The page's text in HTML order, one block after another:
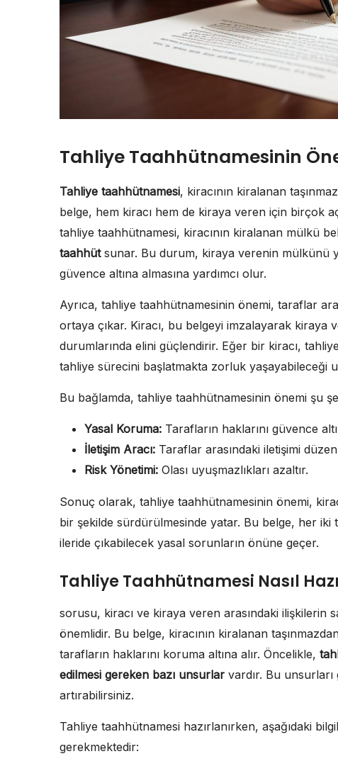
Tahliye Taahhütnamesinin
Tahliye taahhütnamesi, kiracının kiralanan
belge, hem kiracı hem de kiraya veren için birçok
tahliye taahhütnamesi, kiracının kiralanan mülkü
taahhütsunar. Bu durum, kiraya verenin mülkünü
güvence altına almasına yardımcı olur.
Ayrıca, tahliye taahhütnamesinin önemi, taraflar
ortaya çıkar. Kiracı, bu belgeyi imzalayarak kiraya
durumlarında elini güçlendirir. Eğer bir kiracı,
tahliye sürecini başlatmakta zorluk yaşayabileceği
Bu bağlamda, tahliye taahhütnamesinin önemi şu
Yasal Koruma: Tarafların haklarını güvence
İletişim Aracı: Taraflar arasındaki iletişimi
Risk Yönetimi: Olası uyuşmazlıkları azaltır.
Sonuç olarak, tahliye taahhütnamesinin önemi,
bir şekilde sürdürülmesinde yatar. Bu belge, her iki
ileride çıkabilecek yasal sorunların önüne geçer.
Tahliye Taahhütnamesi Nasıl
sorusu, kiracı ve kiraya veren arasındaki ilişkilerin
önemlidir. Bu belge, kiracının kiralanan
tarafların haklarını koruma altına alır. Öncelikle,
edilmesi gereken bazı unsurlar vardır. Bu
artırabilirsiniz.
Tahliye taahhütnamesi hazırlanırken, aşağıdaki
gerekmektedir: